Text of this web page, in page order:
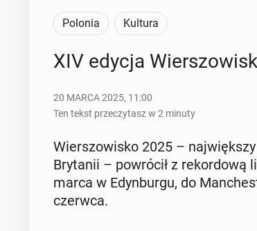
Polonia Kultura
XIV edycja
20 MARCA 2025, 11:00
Ten tekst przeczytasz w 2 minuty
Wier­szo­wi­sko 2025 –
Bry­ta­nii – po­wró­cił z re­kor­do­wą
marca w Edyn­bur­gu, do
czerwca.